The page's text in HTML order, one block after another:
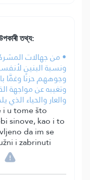
তথ্য:
• من جهالات
ونسبة البنين
وجوههم حزنًا وغمَّا
وتغيبه عن مواجهة
والعار والحياء
i u tome što
sinove, kao i to
da im se
i zabrinuti